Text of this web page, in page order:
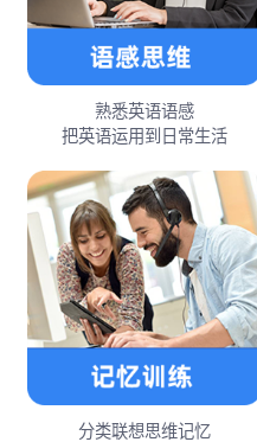
熟悉英语语感
把英语运用到日常生活
分类联想思维记忆